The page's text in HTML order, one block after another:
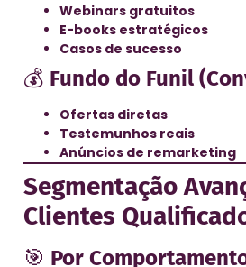
Webinars gratuitos
E-books estratégicos
Casos de sucesso
💰 Fundo do Funil
Ofertas diretas
Testemunhos reais
Anúncios de remarketing
Segmentação
Clientes
🎯 Por